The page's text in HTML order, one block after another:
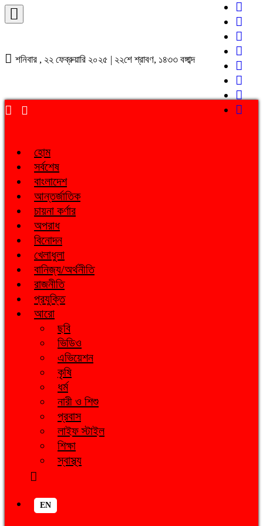
শনিবার , ২২ ফেব্রুয়ারি ২০২৫ | ২২শে শ্রাবণ, ১৪৩৩ বঙ্গাব্দ
হোম
সর্বশেষ
বাংলাদেশ
আন্তর্জাতিক
চায়না কর্ণার
অপরাধ
বিনোদন
খেলাধুলা
বানিজ্য/অর্থনীতি
রাজনীতি
প্রযুক্তি
আরো
ছবি
ভিডিও
এভিয়েশন
কৃষি
ধর্ম
নারী ও শিশু
প্রবাস
লাইফ স্টাইল
শিক্ষা
স্বাস্থ্য
EN